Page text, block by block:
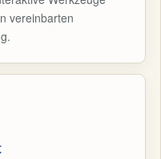
vereinbarten